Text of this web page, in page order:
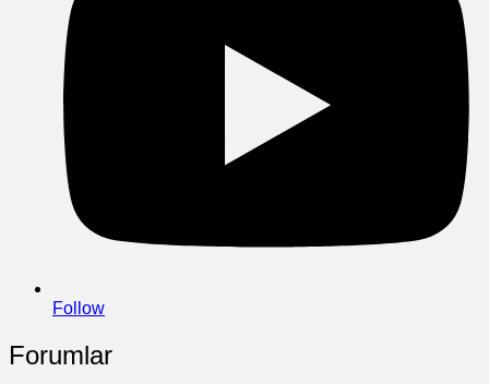
Follow
Forumlar